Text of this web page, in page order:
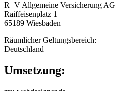
R+V Allgemeine Versicherung AG
Raiffeisenplatz 1
65189 Wiesbaden
Räumlicher Geltungsbereich:
Deutschland
Umsetzung: